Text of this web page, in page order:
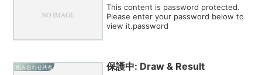
This content is password protected.
Please enter your password below to
view it.password
組み合わせ共有 保護中: Draw & Result